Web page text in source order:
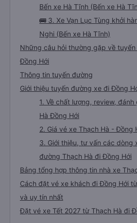
Bến xe Hà Tĩnh (Bến xe Hà
🚌 3. Xe Vạn Lục Tùng khởi
Nghi (Bến xe Hà Tĩnh)
Những câu hỏi thường gặp về
Đồng Hới
Thông tin tuyến đường
Giới thiệu tuyến đường xe đi Đồng
1. Về chất lượng, review,
Hà Đồng Hới
2. Giá vé xe Thạch Hà - Đồng
3. Giới thiệu, tư vấn các dòng
đường Thạch Hà đi Đồng Hới
Bảng tổng hợp thông tin nhà xe
Cách đặt vé xe khách đi Đồng Hới
và uy tín nhất
Đặt vé xe Tết 2027 từ Thạch Hà đi